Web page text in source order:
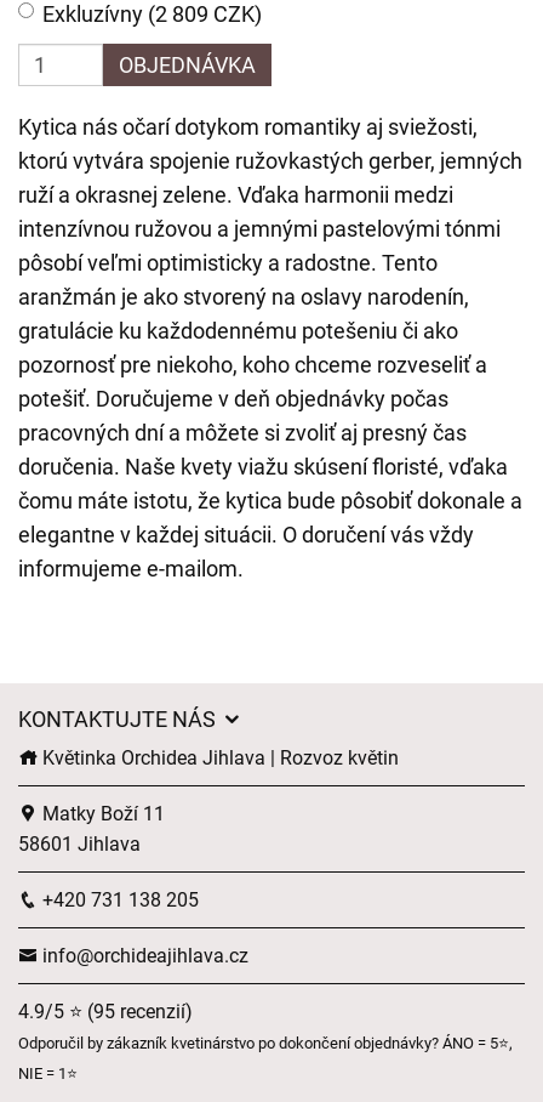
Exkluzívny (2 809 CZK)
OBJEDNÁVKA
Kytica nás očarí dotykom romantiky aj sviežosti,
ktorú vytvára spojenie ružovkastých gerber, jemných
ruží a okrasnej zelene. Vďaka harmonii medzi
intenzívnou ružovou a jemnými pastelovými tónmi
pôsobí veľmi optimisticky a radostne. Tento
aranžmán je ako stvorený na oslavy narodenín,
gratulácie ku každodennému potešeniu či ako
pozornosť pre niekoho, koho chceme rozveseliť a
potešiť. Doručujeme v deň objednávky počas
pracovných dní a môžete si zvoliť aj presný čas
doručenia. Naše kvety viažu skúsení floristé, vďaka
čomu máte istotu, že kytica bude pôsobiť dokonale a
elegantne v každej situácii. O doručení vás vždy
informujeme e-mailom.
KONTAKTUJTE NÁS
Květinka Orchidea Jihlava | Rozvoz květin
Matky Boží 11
58601 Jihlava
+420 731 138 205
info@orchideajihlava.cz
4.9/5 ⭐ (95 recenzií)
Odporučil by zákazník kvetinárstvo po dokončení objednávky? ÁNO = 5⭐,
NIE = 1⭐